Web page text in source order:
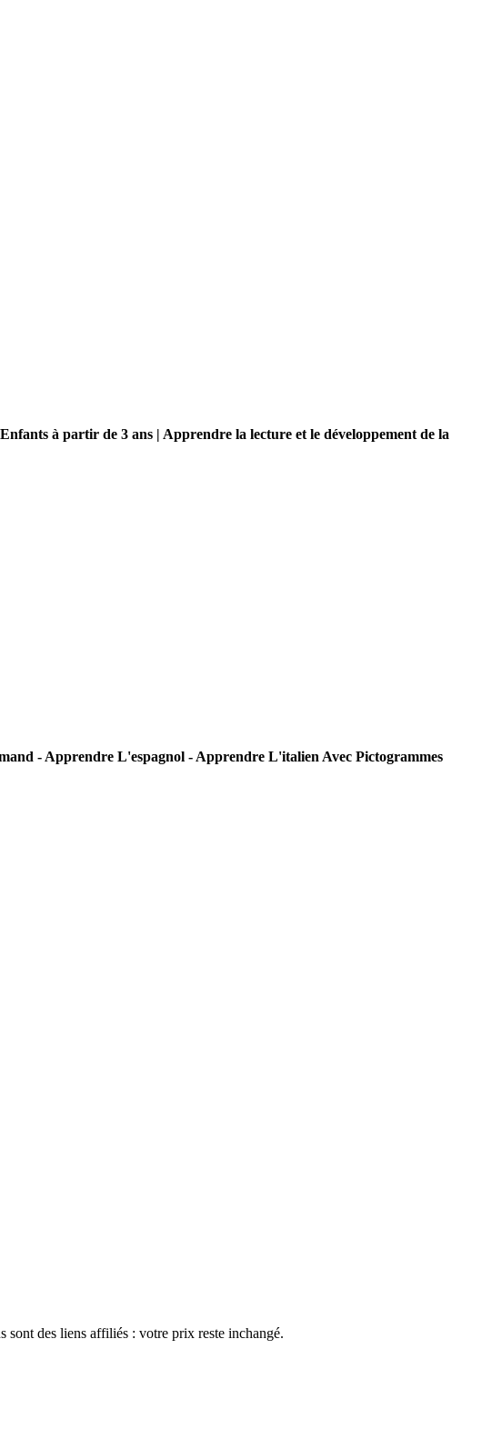
à partir de 3 ans | Apprendre la lecture et le développement de la
- Apprendre L'espagnol - Apprendre L'italien Avec Pictogrammes
sont des liens affiliés : votre prix reste inchangé.